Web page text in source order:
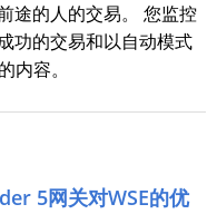
途的人的交易。 您监控
功的交易和以自动模式
内容。
5网关对WSE的优